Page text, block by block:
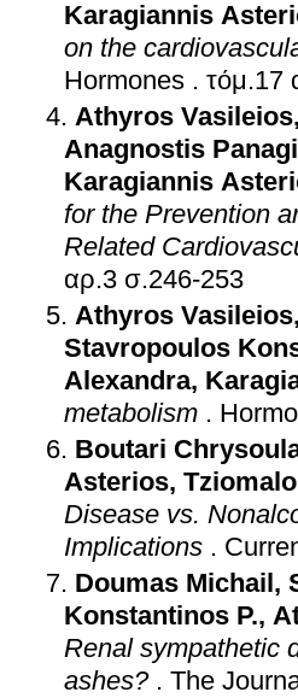
Karagiannis
on the
Hormones .
Athyros Vasileios
Anagnostis
Karagiannis
for the Prevention
Related
αρ.3 σ.246-253
Athyros Vasileios
Stavropoulos
Alexandra,
metabolism .
Boutari
Asterios,
Disease vs.
Implications .
Doumas Michail ,
Konstantinos P.,
Renal sympathetic
ashes? . The